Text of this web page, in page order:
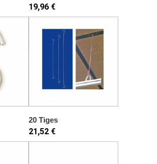
19,96 €
20 Tiges
21,52 €